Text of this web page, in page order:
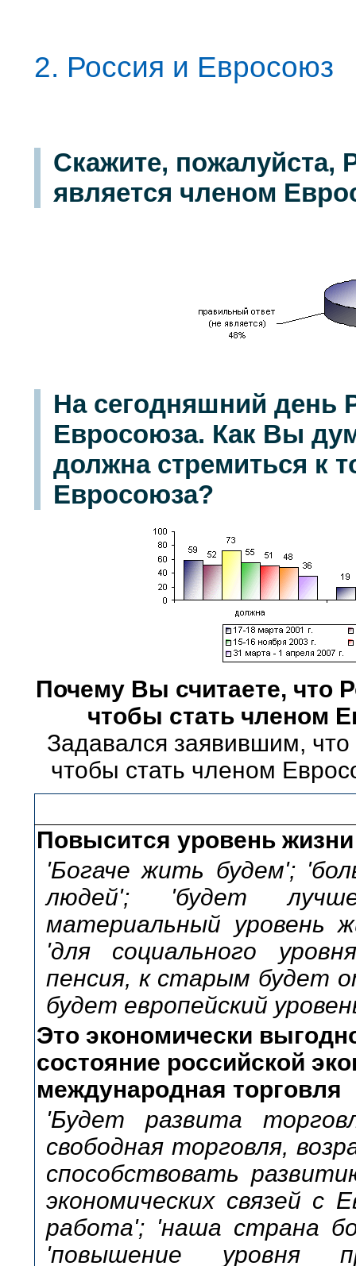
2. Россия и Евросоюз
Скажите, пожалуйста,
является членом
На сегодняшний день
Евросоюза. Как Вы
должна стремиться к
Евросоюза?
Почему Вы считаете, что
чтобы стать членом
Задавался заявившим,
чтобы стать членом
Повысится уровень
'Богаче жить будем';
людей'; 'будет
материальный уровень
'для социального
пенсия, к старым будет
будет европейский
Это экономически
состояние российской
международная торговля
'Будет развита
свободная торговля,
способствовать
экономических связей
работа'; 'наша страна
'повышение уровня